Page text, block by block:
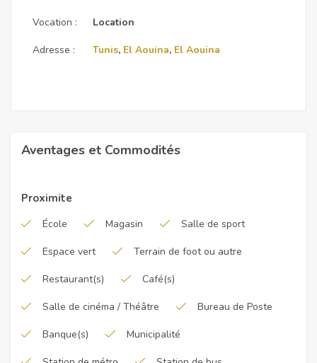
Vocation :
Adresse :
Location
Tunis, El Aouina, El Aouina
Aventages et Commodités
Proximite
École Magasin Salle de sport
Espace vert Terrain de foot ou autre
Restaurant(s) Café(s)
Salle de cinéma / Théâtre Bureau de Poste
Banque(s) Municipalité